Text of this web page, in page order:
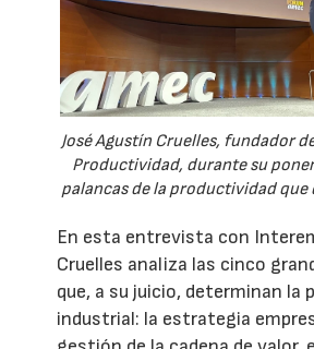
José Agustín Cruelles, fundador
Productividad, durante su
palancas de la productividad que
En esta entrevista con
Cruelles analiza las cinco
que, a su juicio, determinan la
industrial: la estrategia